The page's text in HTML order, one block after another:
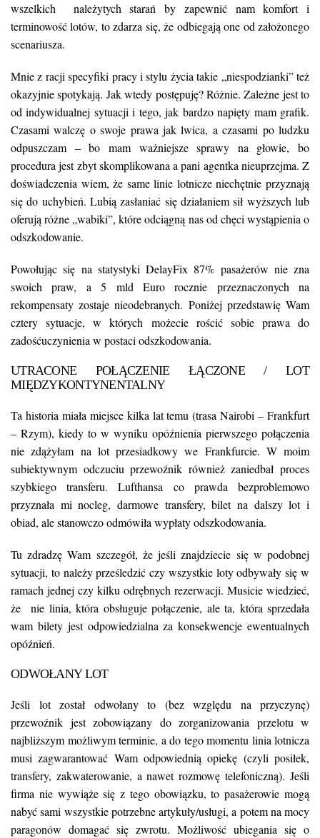
wszelkich należytych starań by zapewnić nam komfort i
terminowość lotów, to zdarza się, że odbiegają one od założonego
scenariusza.
Mnie z racji specyfiki pracy i stylu życia takie „niespodzianki” też
okazyjnie spotykają. Jak wtedy postępuję? Różnie. Zależne jest to
od indywidualnej sytuacji i tego, jak bardzo napięty mam grafik.
Czasami walczę o swoje prawa jak lwica, a czasami po ludzku
odpuszczam – bo mam ważniejsze sprawy na głowie, bo
procedura jest zbyt skomplikowana a pani agentka nieuprzejma. Z
doświadczenia wiem, że same linie lotnicze niechętnie przyznają
się do uchybień. Lubią zasłaniać się działaniem sił wyższych lub
oferują różne „wabiki”, które odciągną nas od chęci wystąpienia o
odszkodowanie.
Powołując się na statystyki DelayFix 87% pasażerów nie zna
swoich praw, a 5 mld Euro rocznie przeznaczonych na
rekompensaty zostaje nieodebranych. Poniżej przedstawię Wam
cztery sytuacje, w których możecie rościć sobie prawa do
zadośćuczynienia w postaci odszkodowania.
UTRACONE POŁĄCZENIE ŁĄCZONE / LOT
MIĘDZYKONTYNENTALNY
Ta historia miała miejsce kilka lat temu (trasa Nairobi – Frankfurt
– Rzym), kiedy to w wyniku opóźnienia pierwszego połączenia
nie zdążyłam na lot przesiadkowy we Frankfurcie. W moim
subiektywnym odczuciu przewoźnik również zaniedbał proces
szybkiego transferu. Lufthansa co prawda bezproblemowo
przyznała mi nocleg, darmowe transfery, bilet na dalszy lot i
obiad, ale stanowczo odmówiła wypłaty odszkodowania.
Tu zdradzę Wam szczegół, że jeśli znajdziecie się w podobnej
sytuacji, to należy prześledzić czy wszystkie loty odbywały się w
ramach jednej czy kilku odrębnych rezerwacji. Musicie wiedzieć,
że nie linia, która obsługuje połączenie, ale ta, która sprzedała
wam bilety jest odpowiedzialna za konsekwencje ewentualnych
opóźnień.
ODWOŁANY LOT
Jeśli lot został odwołany to (bez względu na przyczynę)
przewoźnik jest zobowiązany do zorganizowania przelotu w
najbliższym możliwym terminie, a do tego momentu linia lotnicza
musi zagwarantować Wam odpowiednią opiekę (czyli posiłek,
transfery, zakwaterowanie, a nawet rozmowę telefoniczną). Jeśli
firma nie wywiąże się z tego obowiązku, to pasażerowie mogą
nabyć sami wszystkie potrzebne artykuły/usługi, a potem na mocy
paragonów domagać się zwrotu. Możliwość ubiegania się o